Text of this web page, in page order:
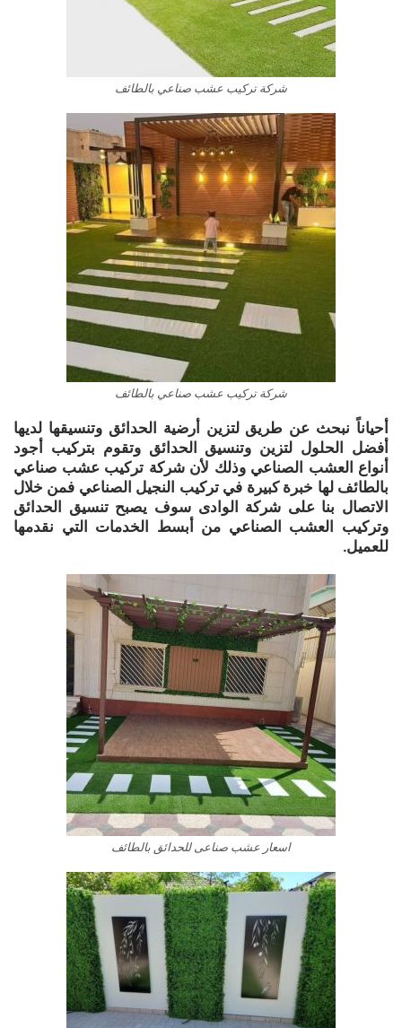
شركة تركيب عشب صناعي بالطائف
شركة تركيب عشب صناعي بالطائف
أحياناً نبحث عن طريق لتزين أرضية الحدائق وتنسيقها لديها
أفضل الحلول لتزين وتنسيق الحدائق وتقوم بتركيب أجود
أنواع العشب الصناعي وذلك لأن شركة تركيب عشب صناعي
بالطائف لها خبرة كبيرة في تركيب النجيل الصناعي فمن خلال
الاتصال بنا على شركة الوادى سوف يصبح تنسيق الحدائق
وتركيب العشب الصناعي من أبسط الخدمات التي نقدمها
للعميل.
اسعار عشب صناعى للحدائق بالطائف